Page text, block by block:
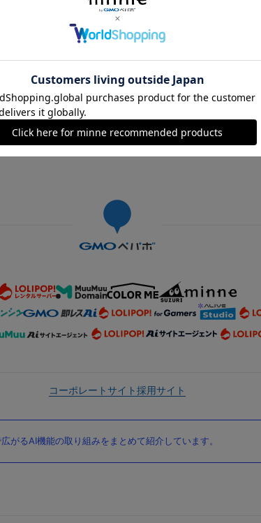
バシーポリシー 会社概要 採用情報 メディアキット
©GMO Pepabo, Inc. All rights reserved.
コーポレートサイト採用サイト
がるAI機能の取り組みをまとめて紹介しています。